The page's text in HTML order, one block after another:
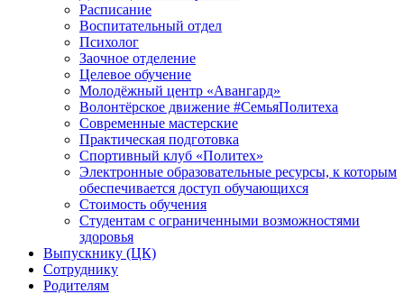
Расписание
Воспитательный отдел
Психолог
Заочное отделение
Целевое обучение
Молодёжный центр «Авангард»
Волонтёрское движение #СемьяПолитеха
Современные мастерские
Практическая подготовка
Спортивный клуб «Политех»
Электронные образовательные ресурсы, к которым
обеспечивается доступ обучающихся
Стоимость обучения
Студентам с ограниченными возможностями
здоровья
Выпускнику (ЦК)
Сотруднику
Родителям